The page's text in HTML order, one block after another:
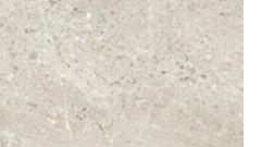
Portugees
Anti-slip
» Alle stijlen
Decortegels
» Alle stijlen